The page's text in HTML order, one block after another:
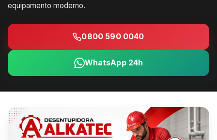
equipamento moderno.
0800 590 0040
WhatsApp 24h